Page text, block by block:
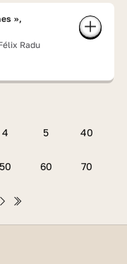
»,
Radu
4 5 40
50 60 70